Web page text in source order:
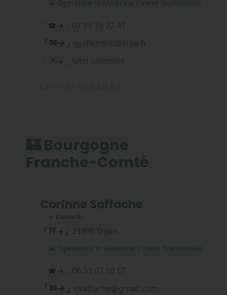
☯ Operatore in Medicina Cinese Tradizionale
「☎→」 07 81 76 72 41
「✉→」 guillemind@free.fr
「↗→」
🏰 Bourgogne
Franche-Comté
Corinne Saffache
✓ Consulti
「⛩→」
☯ Operatrice in Medicina Cinese Tradizionale
「☎→」 06 33 02 10 57
「✉→」 csaffache@gmail.com